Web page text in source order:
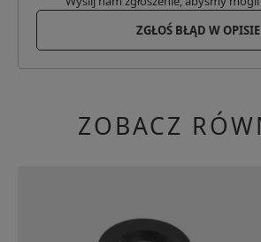
ZGŁOŚ BŁĄD W OPISIE
ZOBACZ